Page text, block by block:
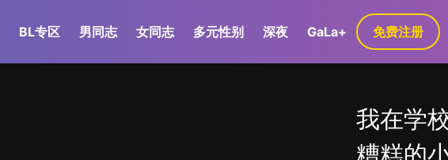
BL专区 男同志 女同志 多元性别 深夜 GaLa+ 免费注册
我在学
糟糕的